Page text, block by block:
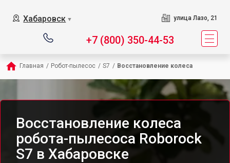
Хабаровск ▼ улица Лазо, 21
+7 (800) 350-44-53
Главная / Робот-пылесос / S7 / Восстановление колеса
Восстановление колеса
робота-пылесоса Roborock
S7 в Хабаровске